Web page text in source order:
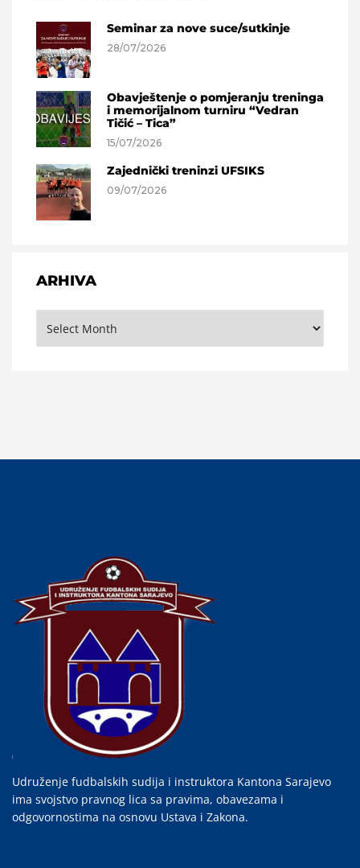
Seminar za nove suce/sutkinje
28/07/2026
Obavještenje o pomjeranju treninga
i memorijalnom turniru “Vedran
Tičić – Tica”
15/07/2026
Zajednički treninzi UFSIKS
09/07/2026
ARHIVA
Udruženje fudbalskih sudija i instruktora Kantona Sarajevo
ima svojstvo pravnog lica sa pravima, obavezama i
odgovornostima na osnovu Ustava i Zakona.